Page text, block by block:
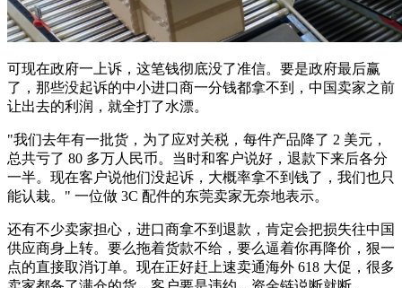
可现在政府一上诉，这笔钱彻底没了准信。要是政府最后赢
了，那些没起诉的中小进口商一分钱都拿不到，中国卖家之前
让出去的利润，就全打了水漂。
"我们去年有一批货，为了应对关税，每件产品降了 2 美元，
总共亏了 80 多万人民币。当时和客户说好，退款下来后各分
一半。现在客户说他们没起诉，大概率拿不到钱了，我们也只
能认栽。" 一位做 3C 配件的东莞卖家无奈地表示。
还有不少卖家担心，进口商拿不到退款，肯定会把损失往中国
供应商身上转。要么拖着货款不给，要么逼着你再降价，狠一
点的直接取消订单。现在正好赶上速卖通海外 618 大促，很多